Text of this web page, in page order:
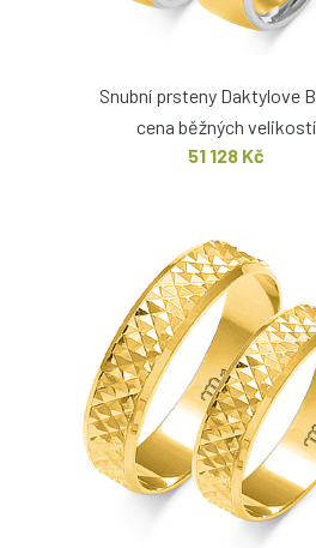
Snubní prsteny Daktylove
cena běžných velikostí
51 128 Kč